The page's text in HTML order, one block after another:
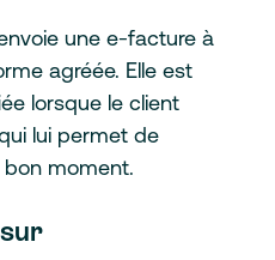
une e-facture à
agréée. Elle est
lorsque le client
lui permet de
bon moment.